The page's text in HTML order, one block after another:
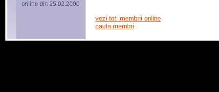
online din 25.02.2000
vezi toti membrii online
cauta membri